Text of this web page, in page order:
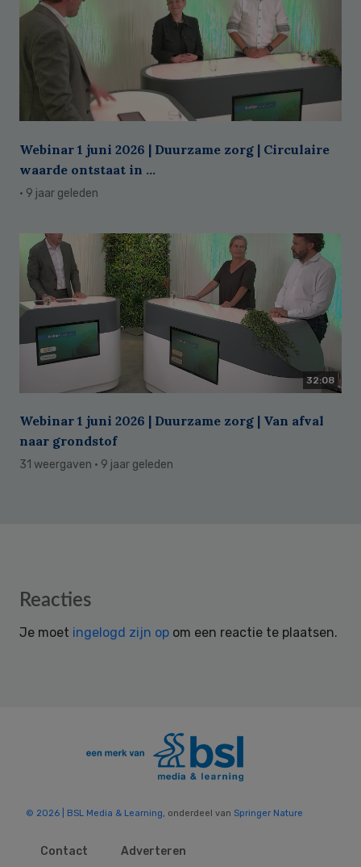
Webinar 1 juni 2026 | Duurzame zorg | Circulaire
waarde ontstaat in ...
· 9 jaar geleden
32:08
Webinar 1 juni 2026 | Duurzame zorg | Van afval
naar grondstof
31 weergaven · 9 jaar geleden
Reader
Reacties
Je moet ingelogd zijn op om een reactie te plaatsen.
© 2026 | BSL Media & Learning, onderdeel van Springer Nature
Contact Adverteren